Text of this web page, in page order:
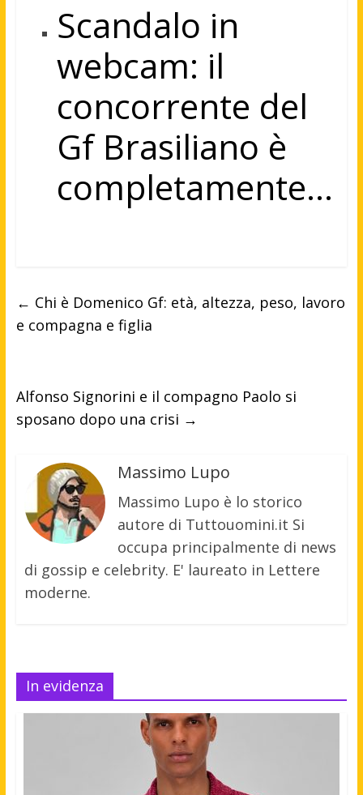
Scandalo in
webcam: il
concorrente del
Gf Brasiliano è
completamente…
← Chi è Domenico Gf: età, altezza, peso, lavoro
e compagna e figlia
Alfonso Signorini e il compagno Paolo si
sposano dopo una crisi →
Massimo Lupo
Massimo Lupo è lo storico
autore di Tuttouomini.it Si
occupa principalmente di news
di gossip e celebrity. E' laureato in Lettere
moderne.
In evidenza